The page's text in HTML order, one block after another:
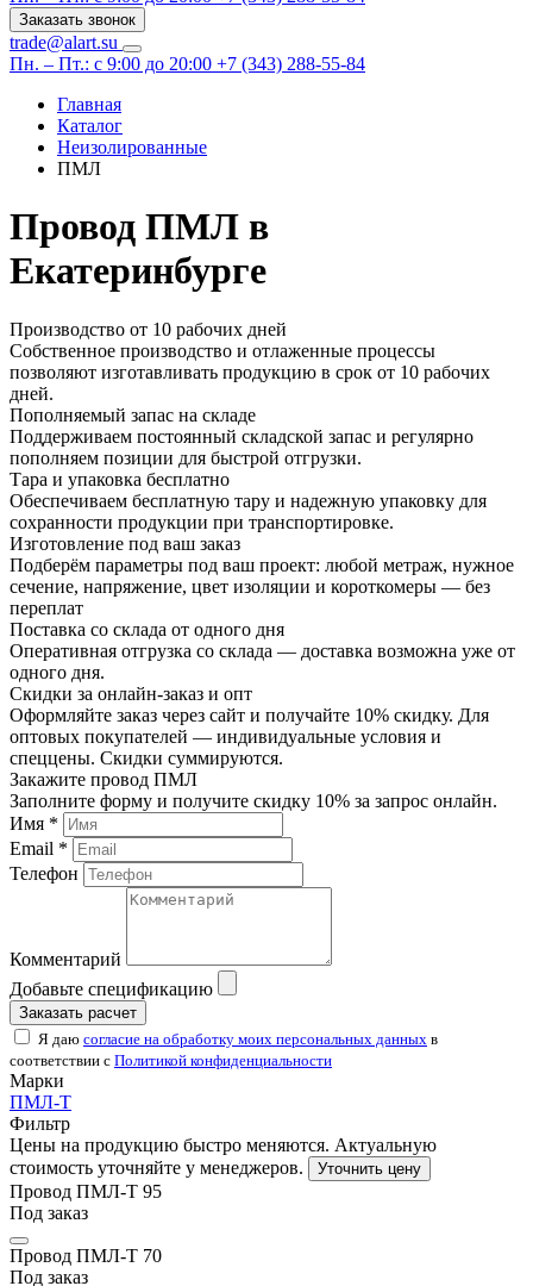
Заказать звонок
trade@alart.su
Пн. – Пт.: с 9:00 до 20:00 +7 (343) 288-55-84
Главная
Каталог
Неизолированные
ПМЛ
Провод ПМЛ в
Екатеринбурге
Производство от 10 рабочих дней
Собственное производство и отлаженные процессы
позволяют изготавливать продукцию в срок от 10 рабочих
дней.
Пополняемый запас на складе
Поддерживаем постоянный складской запас и регулярно
пополняем позиции для быстрой отгрузки.
Тара и упаковка бесплатно
Обеспечиваем бесплатную тару и надежную упаковку для
сохранности продукции при транспортировке.
Изготовление под ваш заказ
Подберём параметры под ваш проект: любой метраж, нужное
сечение, напряжение, цвет изоляции и короткомеры — без
переплат
Поставка со склада от одного дня
Оперативная отгрузка со склада — доставка возможна уже от
одного дня.
Скидки за онлайн-заказ и опт
Оформляйте заказ через сайт и получайте 10% скидку. Для
оптовых покупателей — индивидуальные условия и
спеццены. Скидки суммируются.
Закажите провод ПМЛ
Заполните форму и получите скидку 10% за запрос онлайн.
Имя *
Email *
Телефон
Комментарий
Добавьте спецификацию
Заказать расчет
Я даю согласие на обработку моих персональных данных в
соответствии с Политикой конфиденциальности
Марки
ПМЛ-Т
Фильтр
Цены на продукцию быстро меняются. Актуальную
стоимость уточняйте у менеджеров.
Уточнить цену
Провод ПМЛ-Т 95
Под заказ
Провод ПМЛ-Т 70
Под заказ